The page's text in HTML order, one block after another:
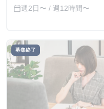
（有楽町線）
calendar_today週2日〜 / 週12時間〜
募集終了